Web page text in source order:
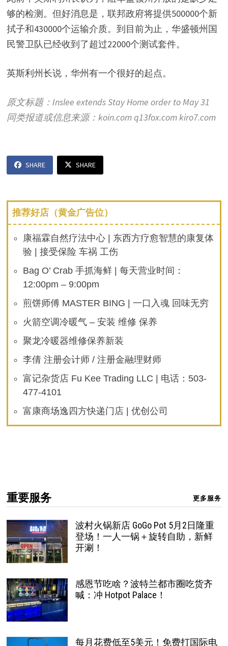
够的检测。但好消息是，联邦政府将提供500000个新
拭子和430000个运输介质。到目前为止，华盛顿州国
民警卫队已经收到了超过22000个测试套件。
英斯利州长说，华州有一个很好的起点。
原文标题：Inslee extends Stay Home order to May 31
同类报道或信息来源：koin.com q13fox.com kiro7.com
SHARE SHARE
推荐好店（黄金广告位）
康福霖自然疗法中心 | 东西方疗愈智慧的康复体
验 | 接受保险 车祸 工伤
Bag O’ Crab 手抓海鲜 | 每天营业时间：
12:00pm – 9:00pm
煎饼师傅 MASTER BING | 一口入魂 回味无穷
火箭空调冷暖气 – 安装 维修 保养
聚龙冷暖器维修保养新装
李倩 注册会计师 / 注册金融理财师
富记杂货店 Fu Kee Trading LLC | 电话：503-
477-4101
富康商场逸四方快递门店 | 优创公司
重要服务 更多服务
波村火锅新店 GoGo Pot 5月2日隆重
登场！一人一锅＋旋转自助，新鲜
开涮！
感恩节吃啥？波特兰都市圈吃货齐
喊：冲 Hotpot Palace！
每月花费低至5美元！免费打国际电